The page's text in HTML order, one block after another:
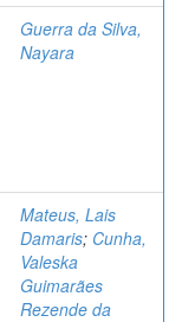
Guerra da Silva,
Nayara
Mateus, Lais
Damaris; Cunha,
Valeska
Guimarães
Rezende da